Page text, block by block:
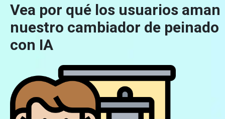
Vea por qué los usuarios aman
nuestro cambiador de peinado
con IA